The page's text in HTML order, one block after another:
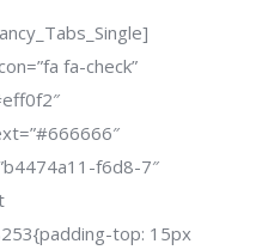
fa-check”
f6d8-7″
top: 15px